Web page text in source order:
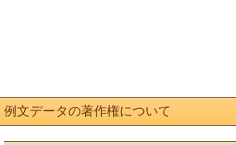
例文データの著作権について